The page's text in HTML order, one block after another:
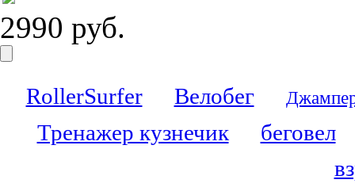
2990 руб.
RollerSurfer Велобег
Тренажер кузнечик
беговел